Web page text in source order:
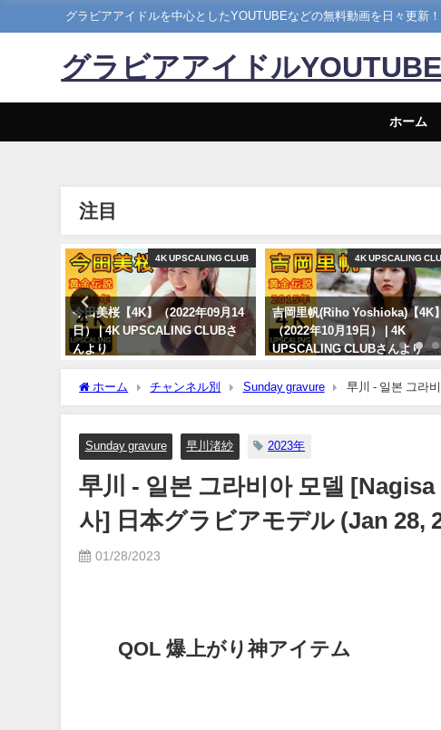
グラビアアイドルを中心としたYOUTUBEなどの無料動画を日々更新！
グラビアアイドル
ホーム
注目
4K UPSCALING CLUB
今田美桜【4K】（2022年09月14
日） | 4K UPSCALING CLUBさ
んより
4K UPSCALING
吉岡里帆(Riho Yoshioka)【4K
（2022年10月19日） | 4K
UPSCALING CLUBさんより
ホーム チャンネル別 Sunday gravure
早川 - 일본 그라
(Jan 28, 2023) | 선데이 그라비아さんより
Sunday gravure 早川渚紗 2023年
早川 - 일본 그라비아 모델 [Nagisa
사] 日本グラビアモデル (Jan 28,
01/28/2023
QOL 爆上がり神アイテム